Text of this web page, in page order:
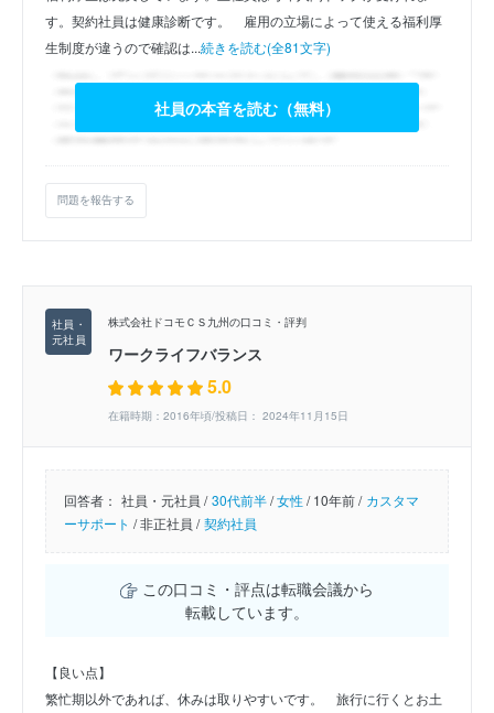
す。契約社員は健康診断です。　雇用の立場によって使える福利厚
生制度が違うので確認は...続きを読む(全81文字)
社員の本音を読む（無料）
問題を報告する
株式会社ドコモＣＳ九州の口コミ・評判
ワークライフバランス
5.0
在籍時期：2016年頃/投稿日： 2024年11月15日
回答者： 社員・元社員 / 30代前半/女性/10年前 / カスタマ
ーサポート /非正社員 / 契約社員
この口コミ・評点は転職会議から
転載しています。
【良い点】
繁忙期以外であれば、休みは取りやすいです。　旅行に行くとお土